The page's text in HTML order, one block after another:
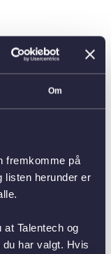
Om
fremkomme på
listen herunder er
Talentech og
har valgt. Hvis